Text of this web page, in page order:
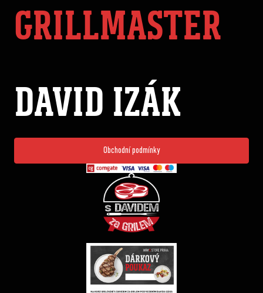
GRILLMASTER
DAVID IZÁK
Obchodní podmínky